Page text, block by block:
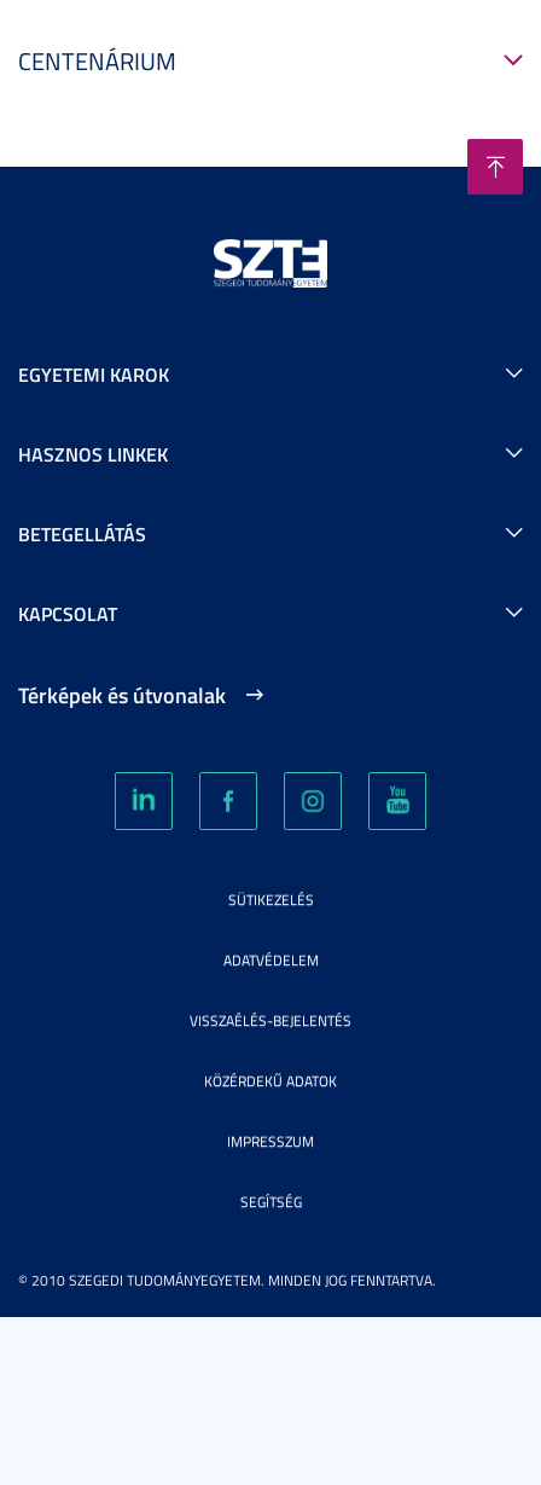
CENTENÁRIUM
EGYETEMI KAROK
HASZNOS LINKEK
BETEGELLÁTÁS
KAPCSOLAT
Térképek és útvonalak
© 2010 SZEGEDI TUDOMÁNYEGYETEM. MINDEN JOG FENNTARTVA.
SÜTIKEZELÉS
ADATVÉDELEM
VISSZAÉLÉS-BEJELENTÉS
KÖZÉRDEKŰ ADATOK
IMPRESSZUM
SEGÍTSÉG